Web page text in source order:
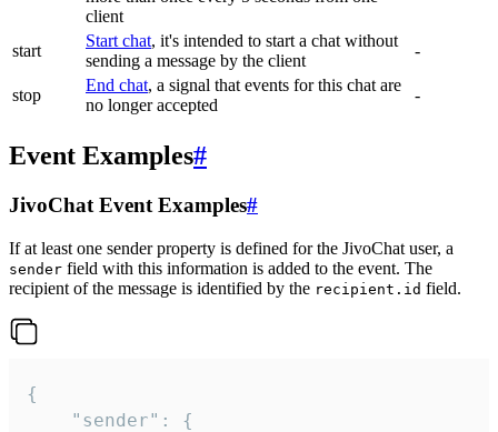
client
start
Start chat, it's intended to start a chat without
sending a message by the client
-
stop
End chat, a signal that events for this chat are
no longer accepted
-
Event Examples#
JivoChat Event Examples#
If at least one sender property is defined for the JivoChat user, a
sender field with this information is added to the event. The
recipient of the message is identified by the recipient.id field.
{